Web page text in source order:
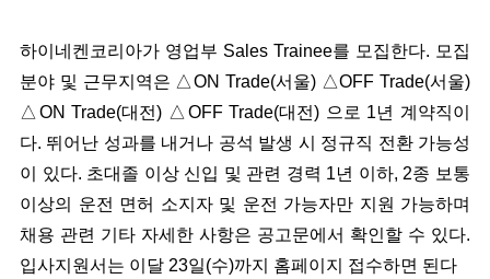
하이네켄코리아가 영업부 Sales Trainee를 모집한다. 모집
분야 및 근무지역은 △ON Trade(서울) △OFF Trade(서울)
△ON Trade(대전) △OFF Trade(대전) 으로 1년 계약직이
다. 뛰어난 성과를 내거나 공석 발생 시 정규직 전환 가능성
이 있다. 초대졸 이상 신입 및 관련 경력 1년 이하, 2종 보통
이상의 운전 면허 소지자 및 운전 가능자만 지원 가능하며
채용 관련 기타 자세한 사항은 공고문에서 확인할 수 있다.
입사지원서는 이달 23일(수)까지 홈페이지 접수하면 된다